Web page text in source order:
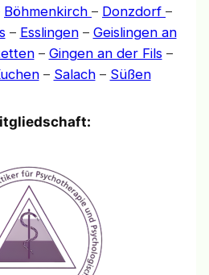
Böhmenkirch – Donzdorf –
– Esslingen– Geislingen an
– Gingen an der Fils–
– Salach– Süßen